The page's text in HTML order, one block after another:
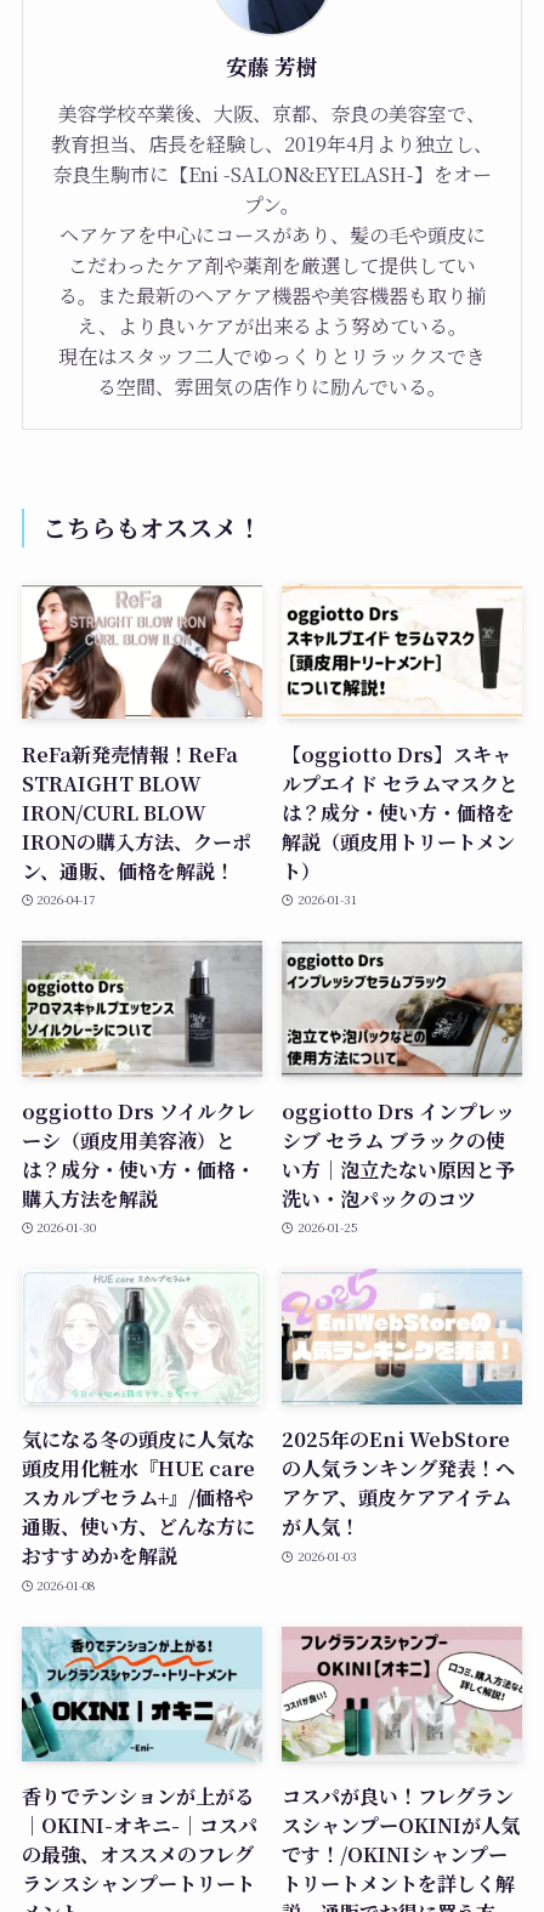
安藤 芳樹
美容学校卒業後、大阪、京都、奈良の美容室で、
教育担当、店長を経験し、2019年4月より独立し、
奈良生駒市に【Eni -SALON&EYELASH-】をオー
プン。
ヘアケアを中心にコースがあり、髪の毛や頭皮に
こだわったケア剤や薬剤を厳選して提供してい
る。また最新のヘアケア機器や美容機器も取り揃
え、より良いケアが出来るよう努めている。
現在はスタッフ二人でゆっくりとリラックスでき
る空間、雰囲気の店作りに励んでいる。
こちらもオススメ！
ReFa新発売情報！ReFa
STRAIGHT BLOW
IRON/CURL BLOW
IRONの購入方法、クーポ
ン、通販、価格を解説！
2026-04-17
【oggiotto Drs】スキャ
ルプエイド セラムマスクと
は？成分・使い方・価格を
解説（頭皮用トリートメン
ト）
2026-01-31
oggiotto Drs ソイルクレ
ーシ（頭皮用美容液）と
は？成分・使い方・価格・
購入方法を解説
2026-01-30
oggiotto Drs インプレッ
シブ セラム ブラックの使
い方｜泡立たない原因と予
洗い・泡パックのコツ
2026-01-25
気になる冬の頭皮に人気な
頭皮用化粧水『HUE care
スカルプセラム+』/価格や
通販、使い方、どんな方に
おすすめかを解説
2026-01-08
2025年のEni WebStore
の人気ランキング発表！ヘ
アケア、頭皮ケアアイテム
が人気！
2026-01-03
香りでテンションが上がる
｜OKINI-オキニ-｜コスパ
の最強、オススメのフレグ
ランスシャンプートリート
コスパが良い！フレグラン
スシャンプーOKINIが人気
です！/OKINIシャンプー
トリートメントを詳しく解